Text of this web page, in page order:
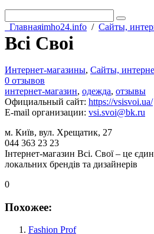
Главнаяimho24.info / Сайты,
Всі Своі
Интернет-магазины, Сайты,
0 отзывов
интернет-магазин, одежда, отзывы
Официальный сайт: https://vsisvoi.ua/
E-mail организации: vsi.svoi@bk.ru
м. Київ, вул. Хрещатик, 27
044 363 23 23
Інтернет-магазин Всі. Свої – це
локальних брендів та дизайнерів
0
Похожее:
Fashion Prof